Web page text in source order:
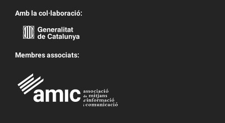
Amb la col·laboració:
Membres associats: